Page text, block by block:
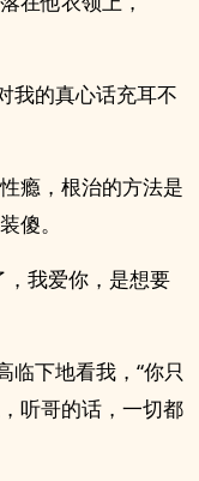
我的真心话充耳不
瘾，根治的方法是
傻。
，我爱你，是想要
临下地看我，“你只
听哥的话，一切都